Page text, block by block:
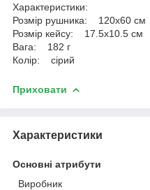
Характеристики:
Розмір рушника: 120х60 см
Розмір кейсу: 17.5х10.5 см
Вага: 182 г
Колір: сірий
Приховати
Характеристики
Основні атрибути
Виробник